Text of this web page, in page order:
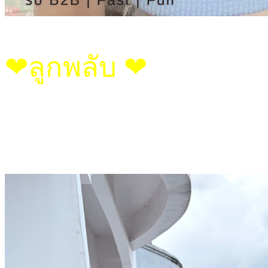
❤︎ลูกพลับ ❤︎